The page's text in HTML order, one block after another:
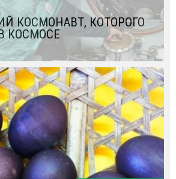
КОСМОНАВТ, КОТОРОГО
КОСМОСЕ